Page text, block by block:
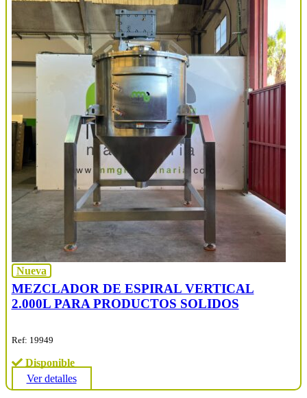
Nueva
MEZCLADOR DE ESPIRAL VERTICAL
2.000L PARA PRODUCTOS SOLIDOS
Ref: 19949
Disponible
Ver detalles